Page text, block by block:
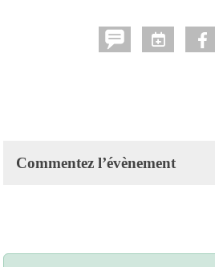
Commentez l’évènement